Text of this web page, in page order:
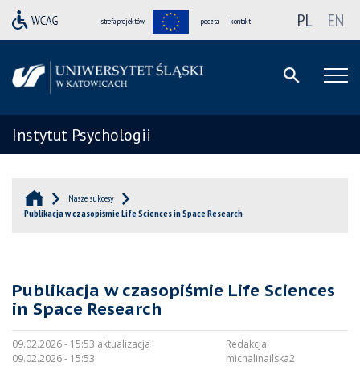
strefa projektów poczta kontakt PL EN
Instytut Psychologii
Nasze sukcesy
Publikacja w czasopiśmie Life Sciences in Space Research
Publikacja w czasopiśmie Life Sciences
in Space Research
09.02.2026 - 15:53 aktualizacja
09.02.2026 - 15:53
Redakcja:
michalinailska2